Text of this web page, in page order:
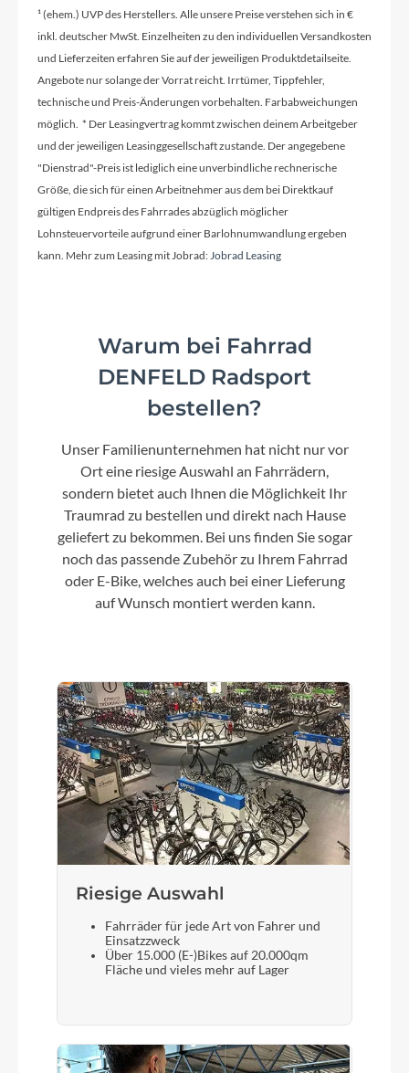
Hollowtech II 52x36 T Shimano 105 FC-R7100
Kassette
11-34 Shimano CS-R7100
Lenker
Syncros Creston 2.0 Aero
Kette
8.1 kg
Umwerfer
Shimano 105 Di2 FD-R7150 Electronic Shift
System
Steuersatz
Sattel
Syncros Belcarra V 2.0 NEO Cut Out
Gabel
FOIL Disc HMX 1" Eccentric Carbon steerer
Sattelstütze
Syncros Duncan SL Aero CFT
¹ (ehem.) UVP des Herstellers. Alle unsere Preise verstehen sich in €
inkl. deutscher MwSt. Einzelheiten zu den individuellen Versandkosten
und Lieferzeiten erfahren Sie auf der jeweiligen Produktdetailseite.
Angebote nur solange der Vorrat reicht. Irrtümer, Tippfehler,
technische und Preis-Änderungen vorbehalten. Farbabweichungen
möglich. * Der Leasingvertrag kommt zwischen deinem Arbeitgeber
und der jeweiligen Leasinggesellschaft zustande. Der angegebene
"Dienstrad"-Preis ist lediglich eine unverbindliche rechnerische
Größe, die sich für einen Arbeitnehmer aus dem bei Direktkauf
gültigen Endpreis des Fahrrades abzüglich möglicher
Lohnsteuervorteile aufgrund einer Barlohnumwandlung ergeben
kann. Mehr zum Leasing mit Jobrad:Jobrad Leasing
Warum bei Fahrrad
DENFELD Radsport
bestellen?
Unser Familienunternehmen hat nicht nur vor
Ort eine riesige Auswahl an Fahrrädern,
sondern bietet auch Ihnen die Möglichkeit Ihr
Traumrad zu bestellen und direkt nach Hause
geliefert zu bekommen. Bei uns finden Sie sogar
noch das passende Zubehör zu Ihrem Fahrrad
oder E-Bike, welches auch bei einer Lieferung
auf Wunsch montiert werden kann.
Riesige Auswahl
Fahrräder für jede Art von Fahrer und
Einsatzzweck
Über 15.000 (E-)Bikes auf 20.000qm
Fläche und vieles mehr auf Lager